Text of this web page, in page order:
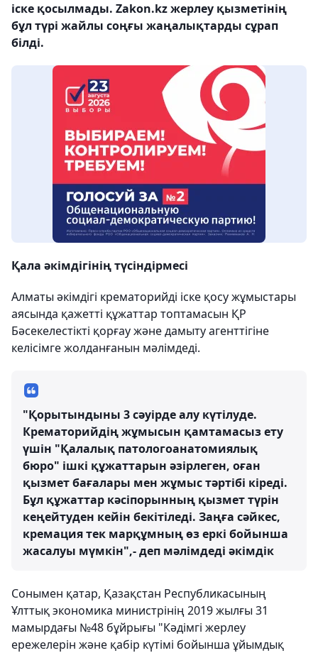
іске қосылмады. Zakon.kz жерлеу қызметінің
бұл түрі жайлы соңғы жаңалықтарды сұрап
білді.
Қала әкімдігінің түсіндірмесі
Алматы әкімдігі крематорийді іске қосу жұмыстары
аясында қажетті құжаттар топтамасын ҚР
Бәсекелестікті қорғау және дамыту агенттігіне
келісімге жолданғанын мәлімдеді.
"Қорытындыны 3 сәуірде алу күтілуде.
Крематорийдің жұмысын қамтамасыз ету
үшін "Қалалық патологоанатомиялық
бюро" ішкі құжаттарын әзірлеген, оған
қызмет бағалары мен жұмыс тәртібі кіреді.
Бұл құжаттар кәсіпорынның қызмет түрін
кеңейтуден кейін бекітіледі. Заңға сәйкес,
кремация тек марқұмның өз еркі бойынша
жасалуы мүмкін",- деп мәлімдеді әкімдік
Сонымен қатар, Қазақстан Республикасының
Ұлттық экономика министрінің 2019 жылғы 31
мамырдағы №48 бұйрығы "Кәдімгі жерлеу
ережелерін және қабір күтімі бойынша ұйымдық